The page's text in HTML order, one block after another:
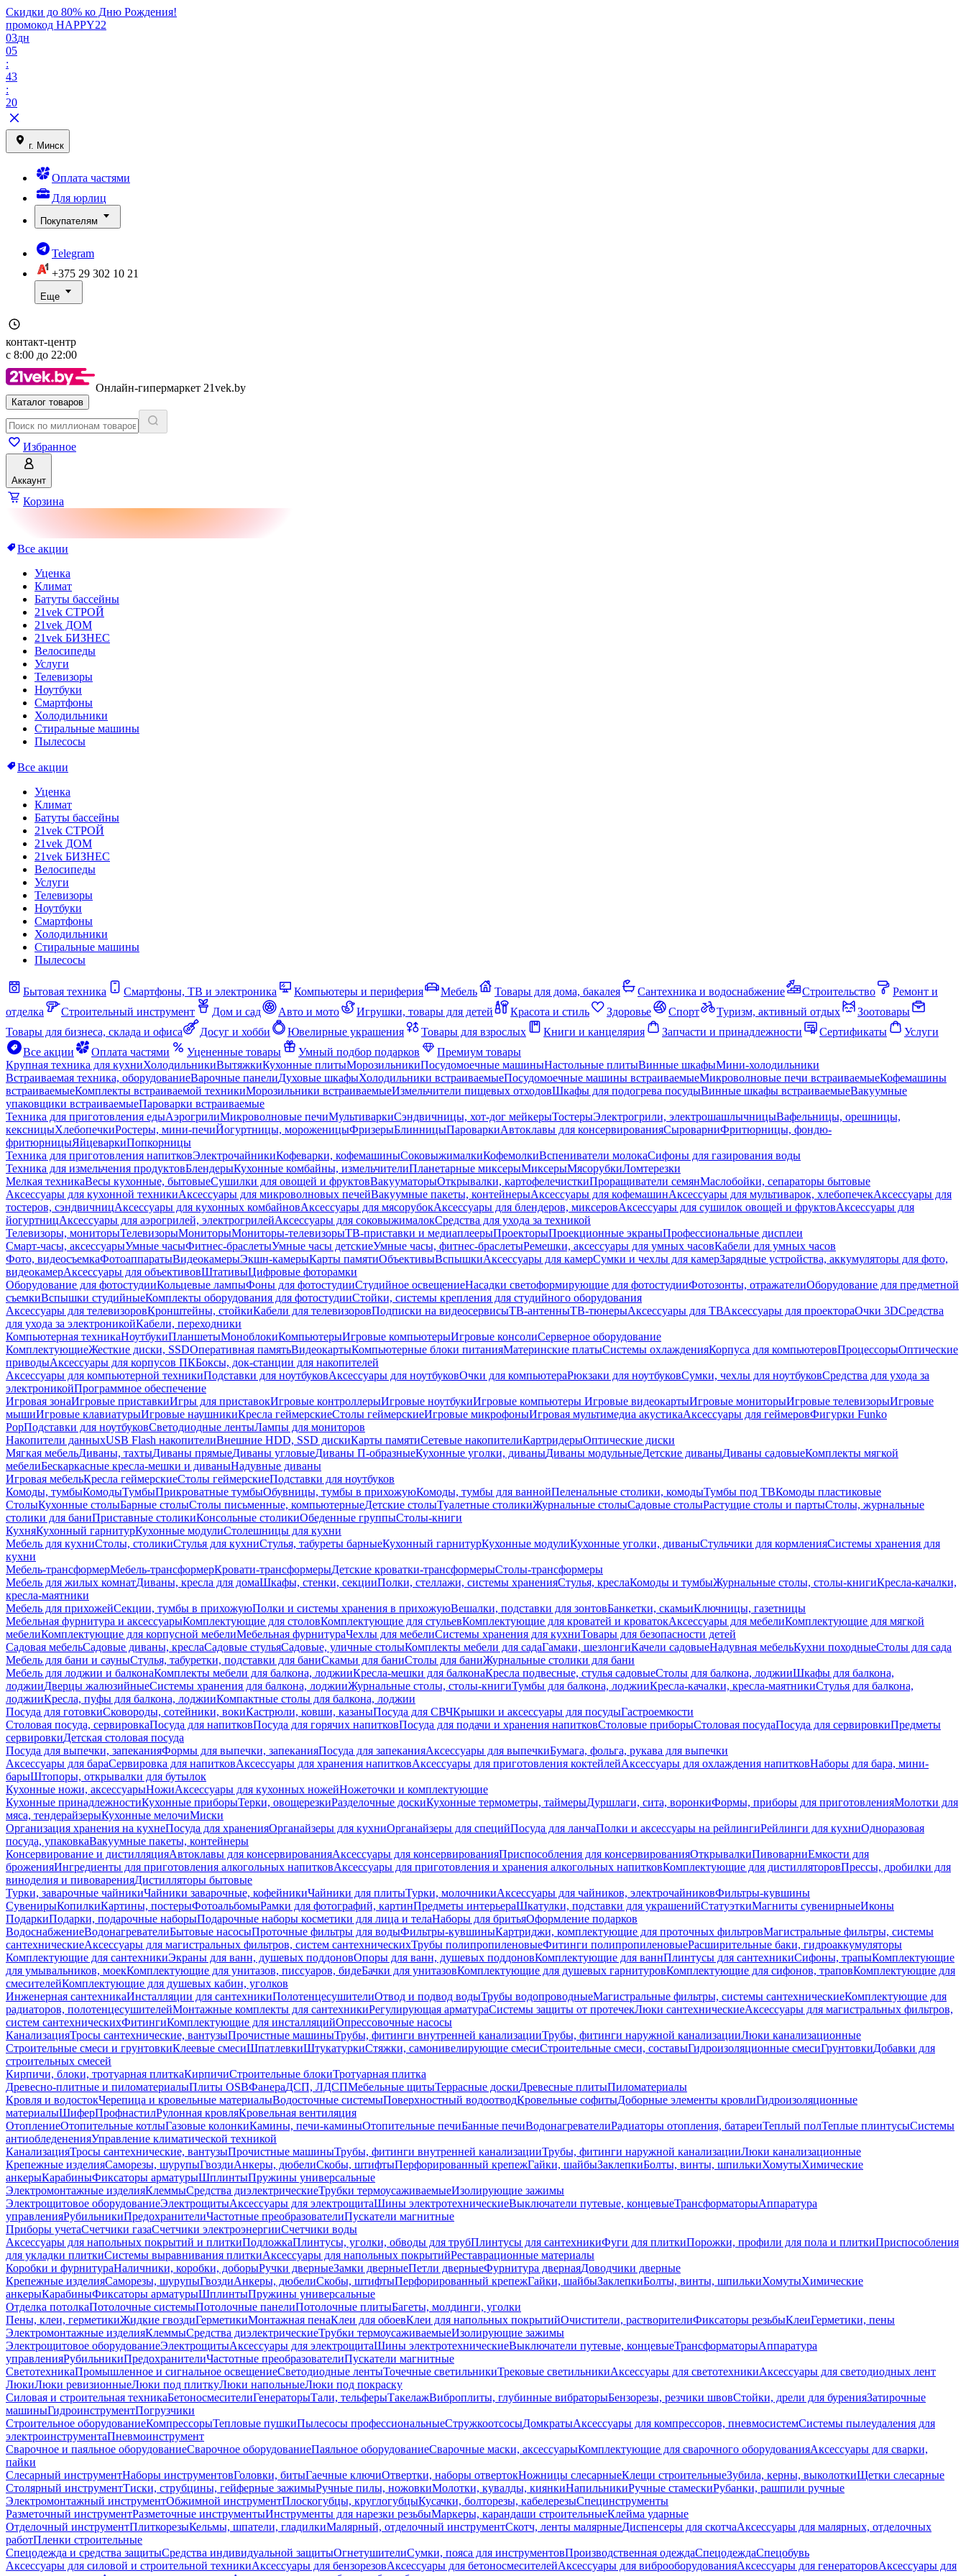
Скидки до 80% ко Дню Рождения!
промокод HAPPY22
03дн
05
:
43
:
20
г. Минск
Оплата частями
Для юрлиц
Покупателям
Telegram
+375 29 302 10 21
Еще
контакт-центр
с 8:00 до 22:00
Онлайн-гипермаркет 21vek.by
Каталог товаров
Избранное
Аккаунт
Корзина
Все акции
Уценка
Климат
Батуты бассейны
21vek СТРОЙ
21vek ДОМ
21vek БИЗНЕС
Велосипеды
Услуги
Телевизоры
Ноутбуки
Смартфоны
Холодильники
Стиральные машины
Пылесосы
Все акции
Уценка
Климат
Батуты бассейны
21vek СТРОЙ
21vek ДОМ
21vek БИЗНЕС
Велосипеды
Услуги
Телевизоры
Ноутбуки
Смартфоны
Холодильники
Стиральные машины
Пылесосы
Бытовая техника Смартфоны, ТВ и электроника Компьютеры и периферия Мебель Товары для дома, бакалея Сантехника и водоснабжение Строительство
Ремонт и
отделка
Строительный инструмент Дом и сад Авто и мото Игрушки, товары для детей Красота и стиль Здоровье Спорт Туризм, активный отдых
Зоотовары
Товары для бизнеса, склада и офиса
Досуг и хобби Ювелирные украшения Товары для взрослых Книги и канцелярия Запчасти и принадлежности Сертификаты
Услуги
Все акции
Оплата частями Уцененные товары Умный подбор подарков
Премиум товары
Крупная техника для кухниХолодильникиВытяжкиКухонные плитыМорозильникиПосудомоечные машиныНастольные плитыВинные шкафыМини-холодильники
Встраиваемая техника, оборудованиеВарочные панелиДуховые шкафыХолодильники встраиваемыеПосудомоечные машины встраиваемыеМикроволновые печи встраиваемыеКофемашины
встраиваемыеКомплекты встраиваемой техникиМорозильники встраиваемыеИзмельчители пищевых отходовШкафы для подогрева посудыВинные шкафы встраиваемыеВакуумные
упаковщики встраиваемыеПароварки встраиваемые
Техника для приготовления едыАэрогрилиМикроволновые печиМультиваркиСэндвичницы, хот-дог мейкерыТостерыЭлектрогрили, электрошашлычницыВафельницы, орешницы,
кексницыХлебопечкиРостеры, мини-печиЙогуртницы, мороженицыФризерыБлинницыПароваркиАвтоклавы для консервированияСыроварниФритюрницы, фондю-
фритюрницыЯйцеваркиПопкорницы
Техника для приготовления напитковЭлектрочайникиКофеварки, кофемашиныСоковыжималкиКофемолкиВспениватели молокаСифоны для газирования воды
Техника для измельчения продуктовБлендерыКухонные комбайны, измельчителиПланетарные миксерыМиксерыМясорубкиЛомтерезки
Мелкая техникаВесы кухонные, бытовыеСушилки для овощей и фруктовВакууматорыОткрывалки, картофелечисткиПроращиватели семянМаслобойки, сепараторы бытовые
Аксессуары для кухонной техникиАксессуары для микроволновых печейВакуумные пакеты, контейнерыАксессуары для кофемашинАксессуары для мультиварок, хлебопечекАксессуары для
тостеров, сэндвичницАксессуары для кухонных комбайновАксессуары для мясорубокАксессуары для блендеров, миксеровАксессуары для сушилок овощей и фруктовАксессуары для
йогуртницАксессуары для аэрогрилей, электрогрилейАксессуары для соковыжималокСредства для ухода за техникой
Телевизоры, мониторыТелевизорыМониторыМониторы-телевизорыТВ-приставки и медиаплеерыПроекторыПроекционные экраныПрофессиональные дисплеи
Смарт-часы, аксессуарыУмные часыФитнес-браслетыУмные часы детскиеУмные часы, фитнес-браслетыРемешки, аксессуары для умных часовКабели для умных часов
Фото, видеосъемкаФотоаппаратыВидеокамерыЭкшн-камерыКарты памятиОбъективыВспышкиАксессуары для камерСумки и чехлы для камерЗарядные устройства, аккумуляторы для фото,
видеокамерАксессуары для объективовШтативыЦифровые фоторамки
Оборудование для фотостудииКольцевые лампыФоны для фотостудииСтудийное освещениеНасадки светоформирующие для фотостудииФотозонты, отражателиОборудование для предметной
съемкиВспышки студийныеКомплекты оборудования для фотостудииСтойки, системы крепления для студийного оборудования
Аксессуары для телевизоровКронштейны, стойкиКабели для телевизоровПодписки на видеосервисыТВ-антенныТВ-тюнерыАксессуары для ТВАксессуары для проектораОчки 3DСредства
для ухода за электроникойКабели, переходники
Компьютерная техникаНоутбукиПланшетыМоноблокиКомпьютерыИгровые компьютерыИгровые консолиСерверное оборудование
КомплектующиеЖесткие диски, SSDОперативная памятьВидеокартыКомпьютерные блоки питанияМатеринские платыСистемы охлажденияКорпуса для компьютеровПроцессорыОптические
приводыАксессуары для корпусов ПКБоксы, док-станции для накопителей
Аксессуары для компьютерной техникиПодставки для ноутбуковАксессуары для ноутбуковОчки для компьютераРюкзаки для ноутбуковСумки, чехлы для ноутбуковСредства для ухода за
электроникойПрограммное обеспечение
Игровая зонаИгровые приставкиИгры для приставокИгровые контроллерыИгровые ноутбукиИгровые компьютеры Игровые видеокартыИгровые мониторыИгровые телевизорыИгровые
мышиИгровые клавиатурыИгровые наушникиКресла геймерскиеСтолы геймерскиеИгровые микрофоныИгровая мультимедиа акустикаАксессуары для геймеровФигурки Funko
PopПодставки для ноутбуковСветодиодные лентыЛампы для мониторов
Накопители данныхUSB Flash накопителиВнешние HDD, SSD дискиКарты памятиСетевые накопителиКартридерыОптические диски
Мягкая мебельДиваны, тахтыДиваны прямыеДиваны угловыеДиваны П-образныеКухонные уголки, диваныДиваны модульныеДетские диваныДиваны садовыеКомплекты мягкой
мебелиБескаркасные кресла-мешки и диваныНадувные диваны
Игровая мебельКресла геймерскиеСтолы геймерскиеПодставки для ноутбуков
Комоды, тумбыКомодыТумбыПрикроватные тумбыОбувницы, тумбы в прихожуюКомоды, тумбы для ваннойПеленальные столики, комодыТумбы под ТВКомоды пластиковые
СтолыКухонные столыБарные столыСтолы письменные, компьютерныеДетские столыТуалетные столикиЖурнальные столыСадовые столыРастущие столы и партыСтолы, журнальные
столики для баниПриставные столикиКонсольные столикиОбеденные группыСтолы-книги
КухняКухонный гарнитурКухонные модулиСтолешницы для кухни
Мебель для кухниСтолы, столикиСтулья для кухниСтулья, табуреты барныеКухонный гарнитурКухонные модулиКухонные уголки, диваныСтульчики для кормленияСистемы хранения для
кухни
Мебель-трансформерМебель-трансформерКровати-трансформерыДетские кроватки-трансформерыСтолы-трансформеры
Мебель для жилых комнатДиваны, кресла для домаШкафы, стенки, секцииПолки, стеллажи, системы храненияСтулья, креслаКомоды и тумбыЖурнальные столы, столы-книгиКресла-качалки,
кресла-маятники
Мебель для прихожейСекции, тумбы в прихожуюПолки и системы хранения в прихожуюВешалки, подставки для зонтовБанкетки, скамьиКлючницы, газетницы
Мебельная фурнитура и аксессуарыКомплектующие для столовКомплектующие для стульевКомплектующие для кроватей и кроватокАксессуары для мебелиКомплектующие для мягкой
мебелиКомплектующие для корпусной мебелиМебельная фурнитураЧехлы для мебелиСистемы хранения для кухниТовары для безопасности детей
Садовая мебельСадовые диваны, креслаСадовые стульяСадовые, уличные столыКомплекты мебели для садаГамаки, шезлонгиКачели садовыеНадувная мебельКухни походныеСтолы для сада
Мебель для бани и сауныСтулья, табуретки, подставки для баниСкамьи для баниСтолы для баниЖурнальные столики для бани
Мебель для лоджии и балконаКомплекты мебели для балкона, лоджииКресла-мешки для балконаКресла подвесные, стулья садовыеСтолы для балкона, лоджииШкафы для балкона,
лоджииДверцы жалюзийныеСистемы хранения для балкона, лоджииЖурнальные столы, столы-книгиТумбы для балкона, лоджииКресла-качалки, кресла-маятникиСтулья для балкона,
лоджииКресла, пуфы для балкона, лоджииКомпактные столы для балкона, лоджии
Посуда для готовкиСковороды, сотейники, вокиКастрюли, ковши, казаныПосуда для СВЧКрышки и аксессуары для посудыГастроемкости
Столовая посуда, сервировкаПосуда для напитковПосуда для горячих напитковПосуда для подачи и хранения напитковСтоловые приборыСтоловая посудаПосуда для сервировкиПредметы
сервировкиДетская столовая посуда
Посуда для выпечки, запеканияФормы для выпечки, запеканияПосуда для запеканияАксессуары для выпечкиБумага, фольга, рукава для выпечки
Аксессуары для бараСервировка для напитковАксессуары для хранения напитковАксессуары для приготовления коктейлейАксессуары для охлаждения напитковНаборы для бара, мини-
барыШтопоры, открывалки для бутылок
Кухонные ножи, аксессуарыНожиАксессуары для кухонных ножейНожеточки и комплектующие
Кухонные принадлежностиКухонные приборыТерки, овощерезкиРазделочные доскиКухонные термометры, таймерыДуршлаги, сита, воронкиФормы, приборы для приготовленияМолотки для
мяса, тендерайзерыКухонные мелочиМиски
Организация хранения на кухнеПосуда для храненияОрганайзеры для кухниОрганайзеры для специйПосуда для ланчаПолки и аксессуары на рейлингиРейлинги для кухниОдноразовая
посуда, упаковкаВакуумные пакеты, контейнеры
Консервирование и дистилляцияАвтоклавы для консервированияАксессуары для консервированияПриспособления для консервированияОткрывалкиПивоварниЕмкости для
броженияИнгредиенты для приготовления алкогольных напитковАксессуары для приготовления и хранения алкогольных напитковКомплектующие для дистилляторовПрессы, дробилки для
виноделия и пивоваренияДистилляторы бытовые
Турки, заварочные чайникиЧайники заварочные, кофейникиЧайники для плитыТурки, молочникиАксессуары для чайников, электрочайниковФильтры-кувшины
СувенирыКопилкиКартины, постерыФотоальбомыРамки для фотографий, картинПредметы интерьераШкатулки, подставки для украшенийСтатуэткиМагниты сувенирныеИконы
ПодаркиПодарки, подарочные наборыПодарочные наборы косметики для лица и телаНаборы для бритьяОформление подарков
ВодоснабжениеВодонагревателиБытовые насосыПроточные фильтры для водыФильтры-кувшиныКартриджи, комплектующие для проточных фильтровМагистральные фильтры, системы
сантехническиеАксессуары для магистральных фильтров, систем сантехническихТрубы полипропиленовыеФитинги полипропиленовыеРасширительные баки, гидроаккумуляторы
Комплектующие для сантехникиЭкраны для ванн, душевых поддоновОпоры для ванн, душевых поддоновКомплектующие для ваннПлинтусы для сантехникиСифоны, трапыКомплектующие
для умывальников, моекКомплектующие для унитазов, писсуаров, бидеБачки для унитазовКомплектующие для душевых гарнитуровКомплектующие для сифонов, траповКомплектующие для
смесителейКомплектующие для душевых кабин, уголков
Инженерная сантехникаИнсталляции для сантехникиПолотенцесушителиОтвод и подвод водыТрубы водопроводныеМагистральные фильтры, системы сантехническиеКомплектующие для
радиаторов, полотенцесушителейМонтажные комплекты для сантехникиРегулирующая арматураСистемы защиты от протечекЛюки сантехническиеАксессуары для магистральных фильтров,
систем сантехническихФитингиКомплектующие для инсталляцийОпрессовочные насосы
КанализацияТросы сантехнические, вантузыПрочистные машиныТрубы, фитинги внутренней канализацииТрубы, фитинги наружной канализацииЛюки канализационные
Строительные смеси и грунтовкиКлеевые смесиШпатлевкиШтукатуркиСтяжки, самонивелирующие смесиСтроительные смеси, составыГидроизоляционные смесиГрунтовкиДобавки для
строительных смесей
Кирпичи, блоки, тротуарная плиткаКирпичиСтроительные блокиТротуарная плитка
Древесно-плитные и пиломатериалыПлиты OSBФанераДСП, ЛДСПМебельные щитыТеррасные доскиДревесные плитыПиломатериалы
Кровля и водостокЧерепица и кровельные материалыВодосточные системыПоверхностный водоотводКровельные софитыДоборные элементы кровлиГидроизоляционные
материалыШиферПрофнастилРулонная кровляКровельная вентиляция
ОтоплениеОтопительные котлыГазовые колонкиКамины, печи-каминыОтопительные печиБанные печиВодонагревателиРадиаторы отопления, батареиТеплый полТеплые плинтусыСистемы
антиобледененияУправление климатической техникой
КанализацияТросы сантехнические, вантузыПрочистные машиныТрубы, фитинги внутренней канализацииТрубы, фитинги наружной канализацииЛюки канализационные
Крепежные изделияСаморезы, шурупыГвоздиАнкеры, дюбелиСкобы, штифтыПерфорированный крепежГайки, шайбыЗаклепкиБолты, винты, шпилькиХомутыХимические
анкерыКарабиныФиксаторы арматурыШплинтыПружины универсальные
Электромонтажные изделияКлеммыСредства диэлектрическиеТрубки термоусаживаемыеИзолирующие зажимы
Электрощитовое оборудованиеЭлектрощитыАксессуары для электрощитаШины электротехническиеВыключатели путевые, концевыеТрансформаторыАппаратура
управленияРубильникиПредохранителиЧастотные преобразователиПускатели магнитные
Приборы учетаСчетчики газаСчетчики электроэнергииСчетчики воды
Аксессуары для напольных покрытий и плиткиПодложкаПлинтусы, уголки, обводы для трубПлинтусы для сантехникиФуги для плиткиПорожки, профили для пола и плиткиПриспособления
для укладки плиткиСистемы выравнивания плиткиАксессуары для напольных покрытийРеставрационные материалы
Коробки и фурнитураНаличники, коробки, доборыРучки дверныеЗамки дверныеПетли дверныеФурнитура двернаяДоводчики дверные
Крепежные изделияСаморезы, шурупыГвоздиАнкеры, дюбелиСкобы, штифтыПерфорированный крепежГайки, шайбыЗаклепкиБолты, винты, шпилькиХомутыХимические
анкерыКарабиныФиксаторы арматурыШплинтыПружины универсальные
Отделка потолкаПотолочные системыПотолочные панелиПотолочные плитыБагеты, молдинги, уголки
Пены, клеи, герметикиЖидкие гвоздиГерметикиМонтажная пенаКлеи для обоевКлеи для напольных покрытийОчистители, растворителиФиксаторы резьбыКлеиГерметики, пены
Электромонтажные изделияКлеммыСредства диэлектрическиеТрубки термоусаживаемыеИзолирующие зажимы
Электрощитовое оборудованиеЭлектрощитыАксессуары для электрощитаШины электротехническиеВыключатели путевые, концевыеТрансформаторыАппаратура
управленияРубильникиПредохранителиЧастотные преобразователиПускатели магнитные
СветотехникаПромышленное и сигнальное освещениеСветодиодные лентыТочечные светильникиТрековые светильникиАксессуары для светотехникиАксессуары для светодиодных лент
ЛюкиЛюки ревизионныеЛюки под плиткуЛюки напольныеЛюки под покраску
Силовая и строительная техникаБетоносмесителиГенераторыТали, тельферыТакелажВиброплиты, глубинные вибраторыБензорезы, резчики швовСтойки, дрели для буренияЗатирочные
машиныГидроинструментПогрузчики
Строительное оборудованиеКомпрессорыТепловые пушкиПылесосы профессиональныеСтружкоотсосыДомкратыАксессуары для компрессоров, пневмосистемСистемы пылеудаления для
электроинструментаПневмоинструмент
Сварочное и паяльное оборудованиеСварочное оборудованиеПаяльное оборудованиеСварочные маски, аксессуарыКомплектующие для сварочного оборудованияАксессуары для сварки,
пайки
Слесарный инструментНаборы инструментовГоловки, битыГаечные ключиОтвертки, наборы отвертокНожницы слесарныеКлещи строительныеЗубила, керны, выколоткиЩетки слесарные
Столярный инструментТиски, струбцины, гейферные зажимыРучные пилы, ножовкиМолотки, кувалды, киянкиНапильникиРучные стамескиРубанки, рашпили ручные
Электромонтажный инструментОбжимной инструментПлоскогубцы, круглогубцыКусачки, болторезы, кабелерезыСпецинструменты
Разметочный инструментРазметочные инструментыИнструменты для нарезки резьбыМаркеры, карандаши строительныеКлейма ударные
Отделочный инструментПлиткорезыКельмы, шпатели, гладилкиМалярный, отделочный инструментСкотч, ленты малярныеДиспенсеры для скотчаАксессуары для малярных, отделочных
работПленки строительные
Спецодежда и средства защитыСредства индивидуальной защитыОгнетушителиСумки, пояса для инструментовПроизводственная одеждаСпецодеждаСпецобувь
Аксессуары для силовой и строительной техникиАксессуары для бензорезовАксессуары для бетоносмесителейАксессуары для виброоборудованияАксессуары для генераторовАксессуары для